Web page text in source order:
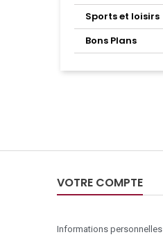
Sports et loisirs
Bons Plans
VOTRE COMPTE
Informations personnelles